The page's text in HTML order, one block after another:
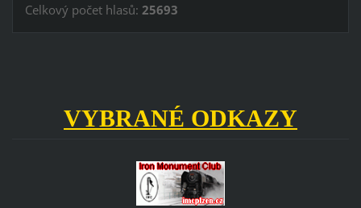
Celkový počet hlasů: 25693
VYBRANÉ ODKAZY